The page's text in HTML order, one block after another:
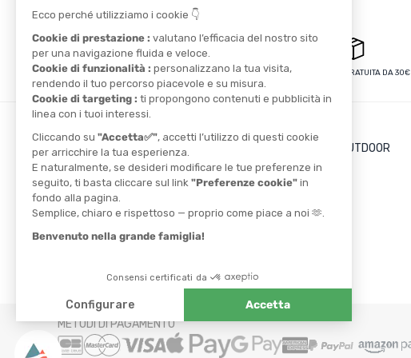
PAGAMENTO SICURO CONSEGNA GRATUITA DA 30€
TROVA UN NEGOZIO
I VANTAGGI DI TONTON OUTDOOR
Il blog
Il cashback
Ambassadors
METODI DI PAGAMENTO